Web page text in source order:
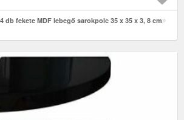
db fekete MDF lebegő sarokpolc 35 x 35 x 3, 8 cm